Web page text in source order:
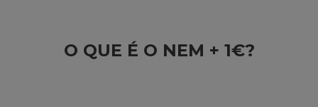
O QUE É O NEM + 1€?